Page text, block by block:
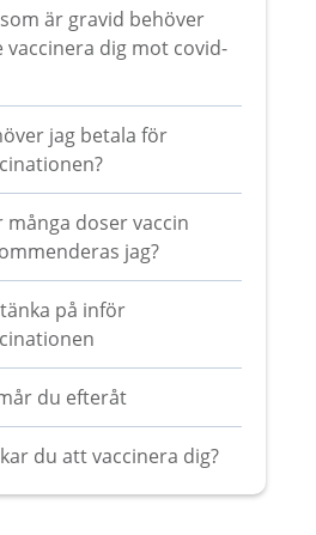
är gravid behöver
vaccinera dig mot covid-
jag betala för
många doser vaccin
jag?
på inför
du efteråt
du att vaccinera dig?